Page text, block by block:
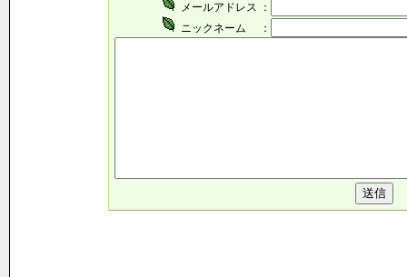
メールアドレス ：
ニックネーム ：